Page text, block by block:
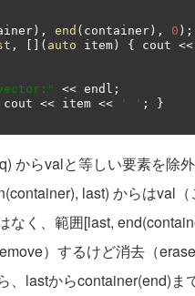
), end ( container ), 0 );
, []( auto item ) { cout <<
<< endl ;
cout << item << ' ' ;
}
からvalと等しい要素を除
last) からはval
なく、範囲[last,
）するけど消去（
、lastからcontainer(end)ま